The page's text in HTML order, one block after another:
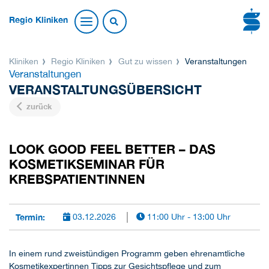
Regio Kliniken
Kliniken Regio Kliniken Gut zu wissen Veranstaltungen
Veranstaltungen
VERANSTALTUNGSÜBERSICHT
zurück
LOOK GOOD FEEL BETTER – DAS
KOSMETIKSEMINAR FÜR
KREBSPATIENTINNEN
Termin: 03.12.2026 11:00 Uhr - 13:00 Uhr
In einem rund zweistündigen Programm geben ehrenamtliche
Kosmetikexpertinnen Tipps zur Gesichtspflege und zum